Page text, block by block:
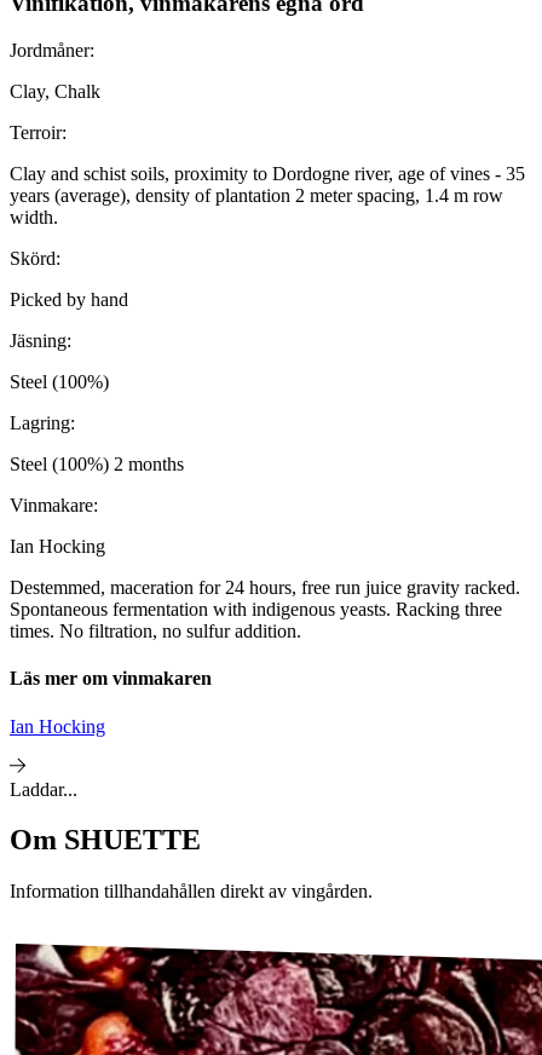
Jordmåner:
Clay, Chalk
Terroir:
Clay and schist soils, proximity to Dordogne river, age of vines - 35
years (average), density of plantation 2 meter spacing, 1.4 m row
width.
Skörd:
Picked by hand
Jäsning:
Steel (100%)
Lagring:
Steel (100%) 2 months
Vinmakare:
Ian Hocking
Destemmed, maceration for 24 hours, free run juice gravity racked.
Spontaneous fermentation with indigenous yeasts. Racking three
times. No filtration, no sulfur addition.
Läs mer om vinmakaren
Ian Hocking
Laddar...
Om SHUETTE
Information tillhandahållen direkt av vingården.